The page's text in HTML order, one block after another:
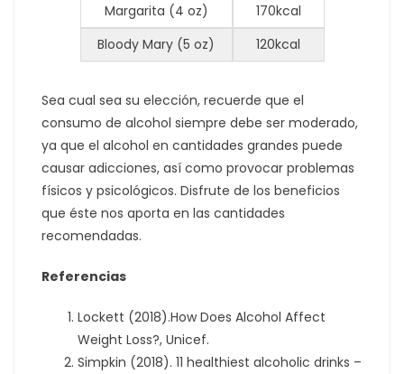
Margarita (4 oz)
170kcal
Bloody Mary (5 oz)
120kcal
Sea cual sea su elección, recuerde que el
consumo de alcohol siempre debe ser moderado,
ya que el alcohol en cantidades grandes puede
causar adicciones, así como provocar problemas
físicos y psicológicos. Disfrute de los beneficios
que éste nos aporta en las cantidades
recomendadas.
Referencias
Lockett (2018).How Does Alcohol Affect
Weight Loss?, Unicef.
Simpkin (2018). 11 healthiest alcoholic drinks –